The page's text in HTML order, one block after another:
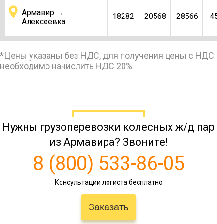
Армавир →
Алексеевка
18282 20568 28566
Армавир → Алексин 27434 30864 42866
Армавир → Амурск 204666 230250
Армавир → Анапа 8140
Армавир → Апатиты 69916
*Цены указаны без НДС, для получения цены с НДС
необходимо начислить НДС 20%
Нужны грузоперевозки колесных ж/д пар
из Армавира? Звоните!
8 (800) 533-86-05
Консультации логиста бесплатно
Заказать